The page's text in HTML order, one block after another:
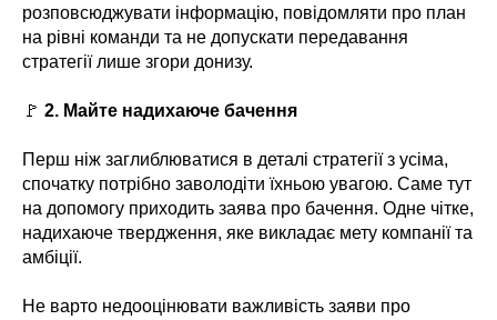
розповсюджувати інформацію, повідомляти про план
на рівні команди та не допускати передавання
стратегії лише згори донизу.
🚩 2. Майте надихаюче бачення
Перш ніж заглиблюватися в деталі стратегії з усіма,
спочатку потрібно заволодіти їхньою увагою. Саме тут
на допомогу приходить заява про бачення. Одне чітке,
надихаюче твердження, яке викладає мету компанії та
амбіції.
Не варто недооцінювати важливість заяви про